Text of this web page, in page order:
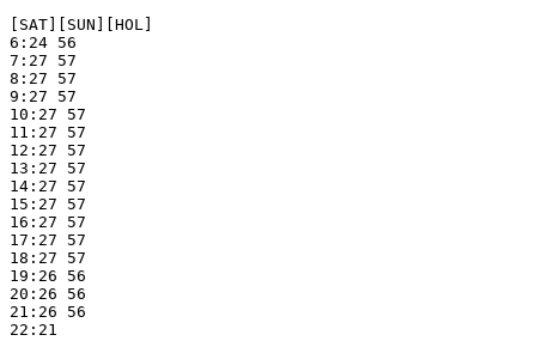
[SAT][SUN][HOL]
6:24 56
7:27 57
8:27 57
9:27 57
10:27 57
11:27 57
12:27 57
13:27 57
14:27 57
15:27 57
16:27 57
17:27 57
18:27 57
19:26 56
20:26 56
21:26 56
22:21